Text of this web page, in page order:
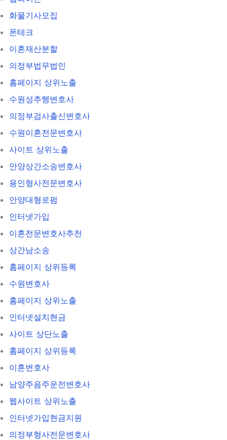
화물기사모집
폰테크
이혼재산분할
의정부법무법인
홈페이지 상위노출
수원성추행변호사
의정부검사출신변호사
수원이혼전문변호사
사이트 상위노출
안양상간소송변호사
용인형사전문변호사
안양대형로펌
인터넷가입
이혼전문변호사추천
상간남소송
홈페이지 상위등록
수원변호사
홈페이지 상위노출
인터넷설치현금
사이트 상단노출
홈페이지 상위등록
이혼변호사
남양주음주운전변호사
웹사이트 상위노출
인터넷가입현금지원
의정부형사전문변호사